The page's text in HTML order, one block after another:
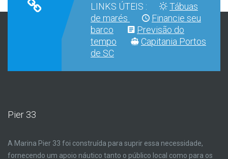
LINKS ÚTEIS :
Tábuas
de marés
Financie seu
barco
Previsão do
tempo
Capitania Portos
de SC
Pier 33
A Marina Pier 33 foi construída para suprir essa necessidade,
fornecendo um apoio náutico tanto o público local como para os